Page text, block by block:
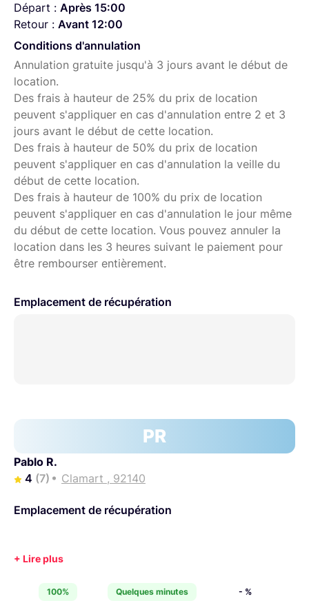
Départ : Après 15:00
Retour : Avant 12:00
Conditions d'annulation
Annulation gratuite jusqu'à 3 jours avant le début de
location.
Des frais à hauteur de 25% du prix de location
peuvent s'appliquer en cas d'annulation entre 2 et 3
jours avant le début de cette location.
Des frais à hauteur de 50% du prix de location
peuvent s'appliquer en cas d'annulation la veille du
début de cette location.
Des frais à hauteur de 100% du prix de location
peuvent s'appliquer en cas d'annulation le jour même
du début de cette location. Vous pouvez annuler la
location dans les 3 heures suivant le paiement pour
être rembourser entièrement.
Emplacement de récupération
PR
Pablo R.
4 (7) Clamart , 92140
Emplacement de récupération
100%
Quelques minutes
- %